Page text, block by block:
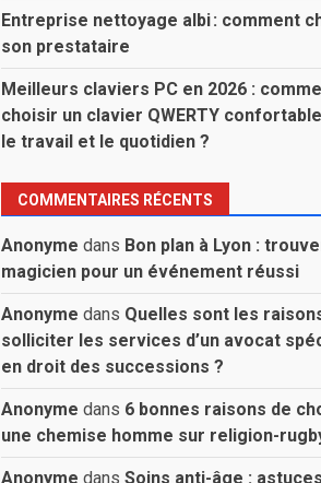
Entreprise nettoyage albi : comment
son prestataire
Meilleurs claviers PC en 2026 :
choisir un clavier QWERTY
le travail et le quotidien ?
COMMENTAIRES RÉCENTS
Anonyme dans Bon plan à Lyon :
magicien pour un événement réussi
Anonyme dans Quelles sont les
solliciter les services d’un avocat
en droit des successions ?
Anonyme dans 6 bonnes raisons de
une chemise homme sur religion-
Anonyme dansSoins anti-âge :